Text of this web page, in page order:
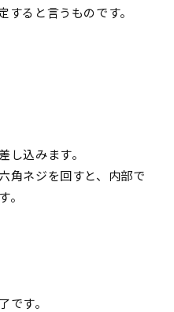
すると言うものです。
し込みます。
角ネジを回すと、内部で
。
です。